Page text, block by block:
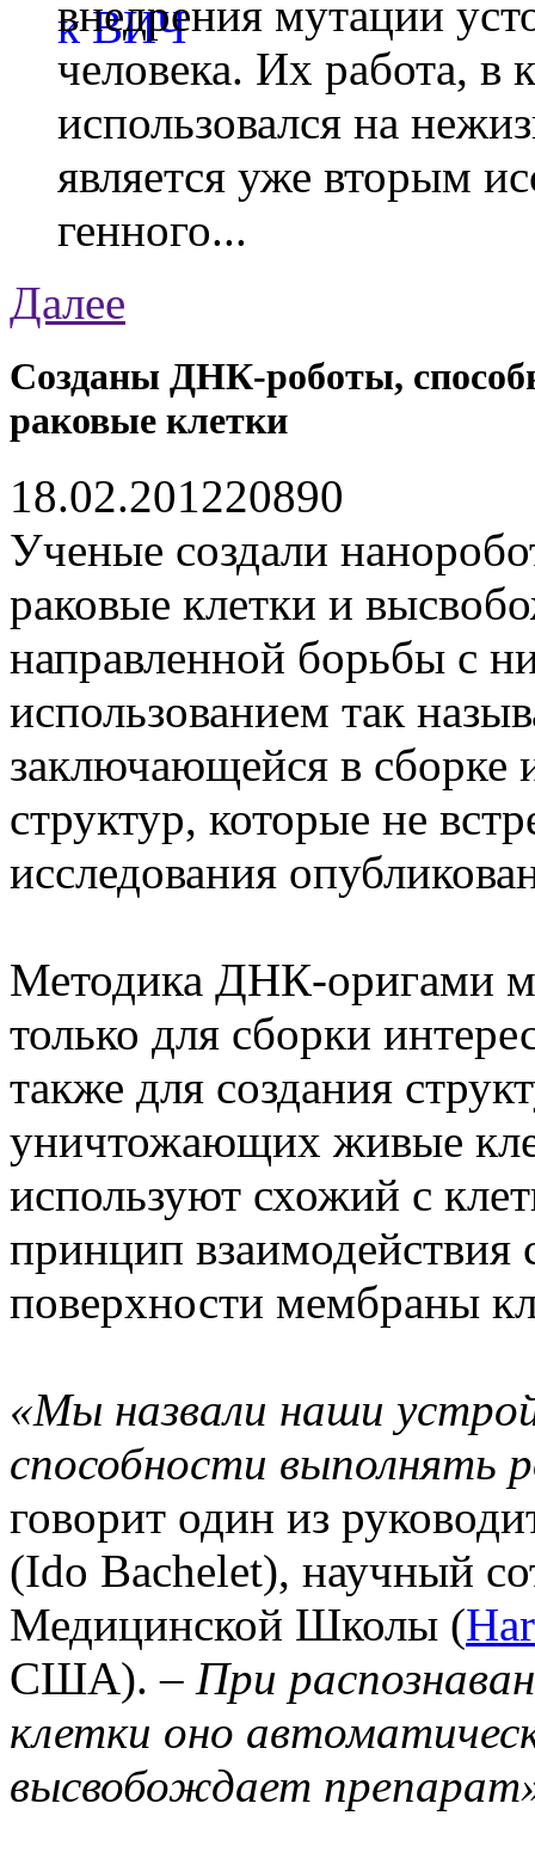
внедрения мутации
человека. Их работа, в
использовался на
является уже вторым
генного...
Далее
Созданы ДНК-роботы,
раковые клетки
18.02.201220890
Ученые создали
раковые клетки и
направленной борьбы с
использованием так
заключающейся в
структур, которые не
исследования
Методика ДНК-оригами
только для сборки
также для создания
уничтожающих живые
используют схожий с
принцип
поверхности мембраны
«Мы назвали наши
способности выполнять
говорит один из
(Ido Bachelet), научный
Медицинской Школы (
США). – При
клетки оно
высвобождает